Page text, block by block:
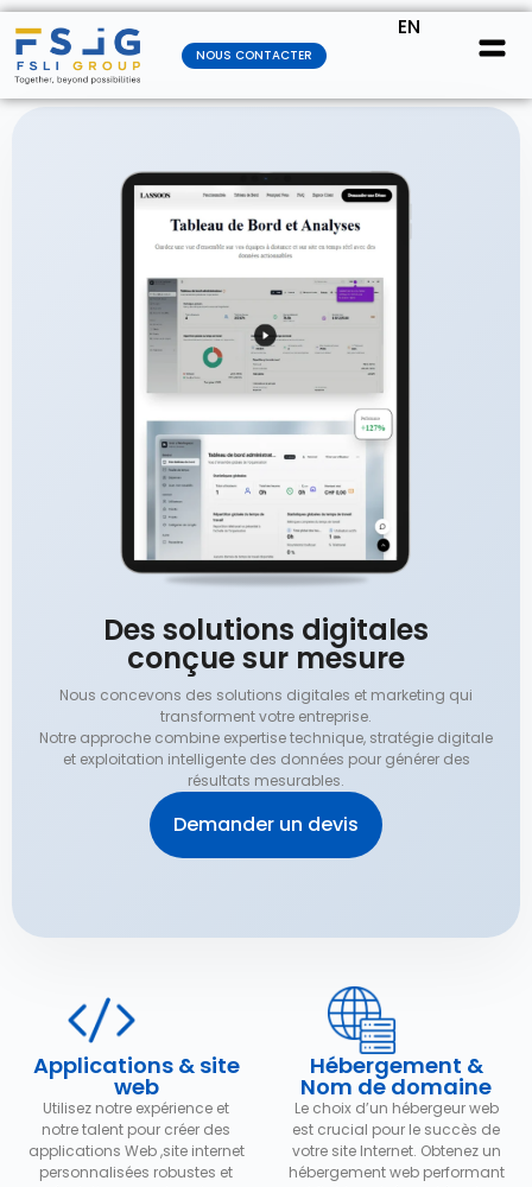
NOUS CONTACTER
EN
Des solutions digitales
conçue sur mesure
Nous concevons des solutions digitales et marketing qui
transforment votre entreprise.
Notre approche combine expertise technique, stratégie digitale
et exploitation intelligente des données pour générer des
résultats mesurables.
Demander un devis
Applications & site
web
Utilisez notre expérience et
notre talent pour créer des
applications Web ,site internet
personnalisées robustes et
Hébergement &
Nom de domaine
Le choix d’un hébergeur web
est crucial pour le succès de
votre site Internet. Obtenez un
hébergement web performant